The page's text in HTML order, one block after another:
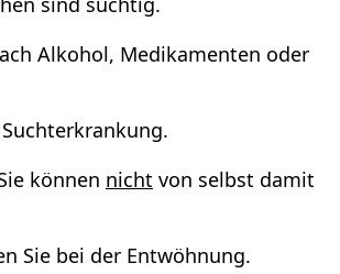
Alkohol, Medikamenten oder
können nicht von selbst damit
Sie bei der Entwöhnung.